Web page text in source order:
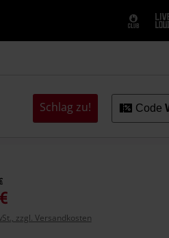
Schlag zu! Code
zzgl. Versandkosten